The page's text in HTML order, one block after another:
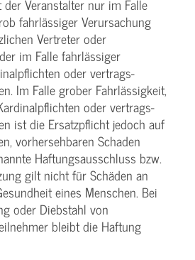
Veranstalter nur im Falle
fahrlässiger Verursachung
Vertreter oder
im Falle fahrlässiger
oder vertrags­
Im Falle grober Fahrlässigkeit,
oder vertrags­
ist die Ersatzpflicht jedoch auf
vorhersehbaren Schaden
Haftungs­ausschluss bzw.
gilt nicht für Schäden an
eines Menschen. Bei
oder Diebstahl von
bleibt die Haftung